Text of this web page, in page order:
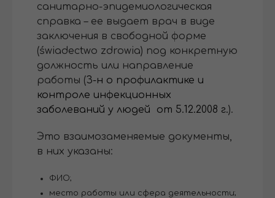
санитарно-эпидемиологическая
справка – ее выдает врач в виде
заключения в свободной форме
(świadectwo zdrowia) под конкретную
должность или направление
работы (З-н о профилактике и
контроле инфекционных
заболеваний у людей от 5.12.2008 г.).
Это взаимозаменяемые документы,
в них указаны:
ФИО;
место работы или сфера деятельности;